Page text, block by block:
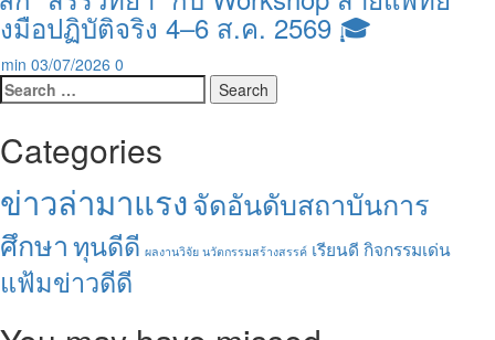
มือปฏิบัติจริง 4–6 ส.ค. 2569 🎓
03/07/2026 0
Search
for:
Categories
ข่าวล่ามาแรงจัดอันดับสถาบันการ
ศึกษาทุนดีดี ผลงานวิจัย นวัตกรรมสร้างสรรค์ เรียนดี กิจกรรมเด่น
แฟ้มข่าวดีดี